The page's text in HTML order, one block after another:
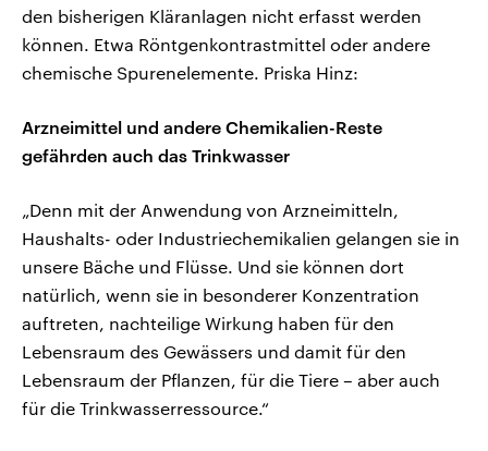
den bisherigen Kläranlagen nicht erfasst werden
können. Etwa Röntgenkontrastmittel oder andere
chemische Spurenelemente. Priska Hinz:
Arzneimittel und andere Chemikalien-Reste
gefährden auch das Trinkwasser
„Denn mit der Anwendung von Arzneimitteln,
Haushalts- oder Industriechemikalien gelangen sie in
unsere Bäche und Flüsse. Und sie können dort
natürlich, wenn sie in besonderer Konzentration
auftreten, nachteilige Wirkung haben für den
Lebensraum des Gewässers und damit für den
Lebensraum der Pflanzen, für die Tiere – aber auch
für die Trinkwasserressource.“